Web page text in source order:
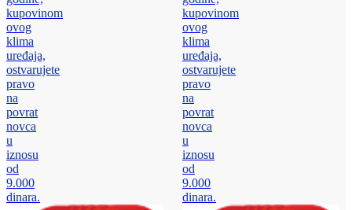
kupovinom
ovog
klima
uređaja,
ostvarujete
pravo
na
povrat
novca
u
iznosu
od
9.000
dinara.
kupovinom
ovog
klima
uređaja,
ostvarujete
pravo
na
povrat
novca
u
iznosu
od
9.000
dinara.